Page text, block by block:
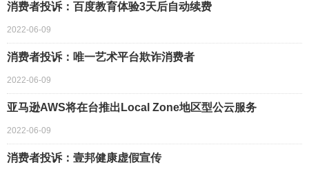
消费者投诉：百度教育体验3天后自动续费
2022-06-09
消费者投诉：唯一艺术平台欺诈消费者
2022-06-09
亚马逊AWS将在台推出Local Zone地区型公云服务
2022-06-09
消费者投诉：壹邦健康虚假宣传